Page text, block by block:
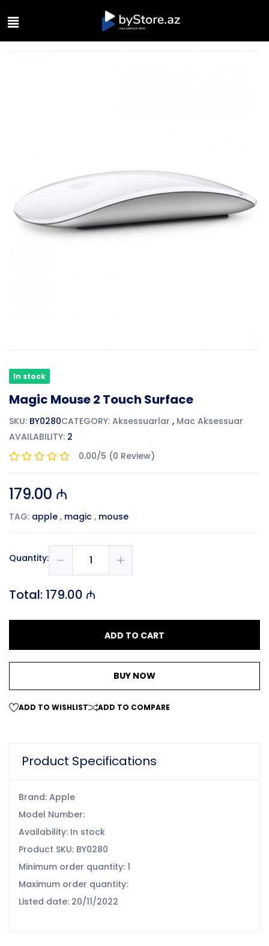
In stock
Magic Mouse 2 Touch Surface
SKU: BY0280CATEGORY: Aksessuarlar , Mac Aksessuar
AVAILABILITY: 2
0.00/5 (0 Review)
179.00 ₼
TAG: apple , magic , mouse
Quantity:
Total: 179.00 ₼
ADD TO CART
BUY NOW
ADD TO WISHLIST ADD TO COMPARE
Product Specifications
Brand: Apple
Model Number:
Availability: In stock
Product SKU: BY0280
Minimum order quantity: 1
Maximum order quantity:
Listed date: 20/11/2022